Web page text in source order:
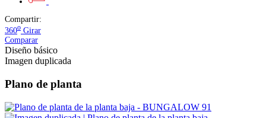
Compartir:
360o Girar
Comparar
Diseño básico
Imagen duplicada
Plano de planta